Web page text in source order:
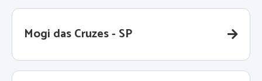
Mogi das Cruzes - SP